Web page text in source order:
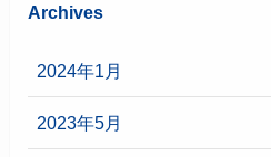
Archives
2024年1月
2023年5月